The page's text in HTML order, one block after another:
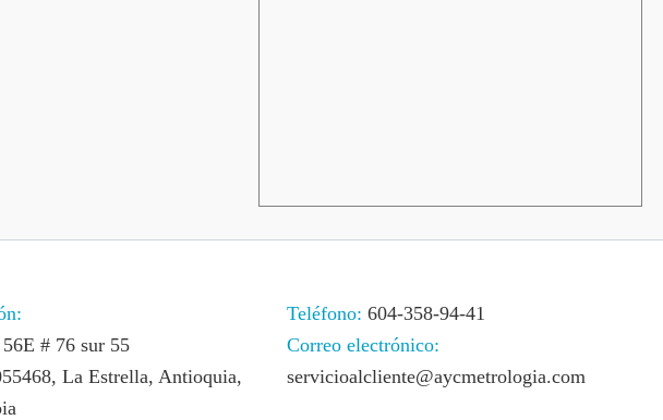
# 76 sur 55
La Estrella, Antioquia,
Teléfono: 604-358-94-41
Correo electrónico:
servicioalcliente@aycmetrologia.com